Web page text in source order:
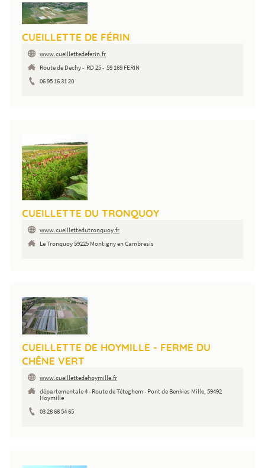
CUEILLETTE DE FÉRIN
www.cueillettedeferin.fr
Route de Dechy - RD 25 - 59 169 FERIN
06 95 16 31 20
CUEILLETTE DU TRONQUOY
www.cueillettedutronquoy.fr
Le Tronquoy 59225 Montigny en Cambresis
CUEILLETTE DE HOYMILLE - FERME DU
CHÊNE VERT
www.cueillettedehoymille.fr
départementale 4 - Route de Téteghem - Pont de Benkies Mille, 59492
Hoymille
03 28 68 54 65